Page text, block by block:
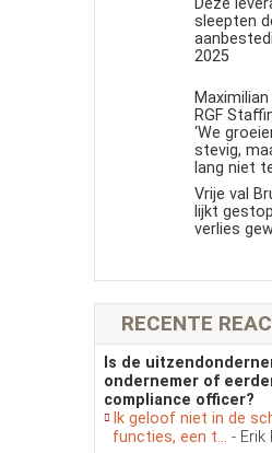
Deze
sleepten
2025
RGF
‘We
stevig,
lang niet
Vrije val
lijkt
verlies
RECENTE
Is de
ondernemer of
compliance officer?
Ik geloof niet in de
functies, een t... - Erik